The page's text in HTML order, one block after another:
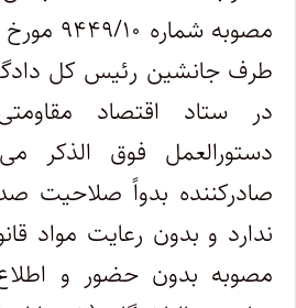
طرف جانشین رئیس کل
در ستاد اقتصاد
دستورالعمل فوق
صادرکننده بدواً صلاحیت
ندارد و بدون رعایت مواد
مصوبه بدون حضور و